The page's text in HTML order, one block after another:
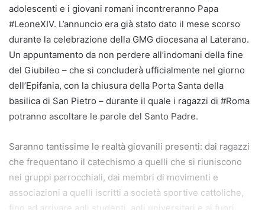
adolescenti e i giovani romani incontreranno Papa
#LeoneXIV. L’annuncio era già stato dato il mese scorso
durante la celebrazione della GMG diocesana al Laterano.
Un appuntamento da non perdere all’indomani della fine
del Giubileo – che si concluderà ufficialmente nel giorno
dell’Epifania, con la chiusura della Porta Santa della
basilica di San Pietro – durante il quale i ragazzi di #Roma
potranno ascoltare le parole del Santo Padre.
Saranno tantissime le realtà giovanili presenti: dai ragazzi
che frequentano il catechismo a quelli che si riuniscono
nei gruppi parrocchiali, dai membri di movimenti e
associazioni a quelli iscritti a società sportive cattoliche,